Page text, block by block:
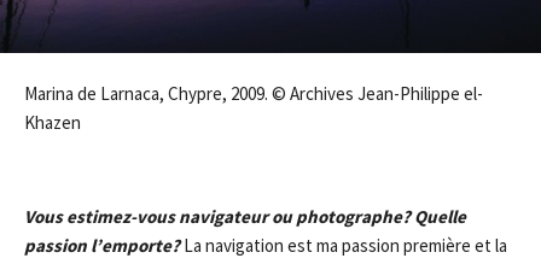
Marina de Larnaca, Chypre, 2009. © Archives Jean-Philippe el-
Khazen
Vous estimez-vous navigateur ou photographe? Quelle
passion l’emporte?La navigation est ma passion première et la